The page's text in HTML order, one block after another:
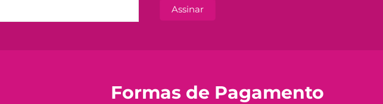
Formas de Pagamento